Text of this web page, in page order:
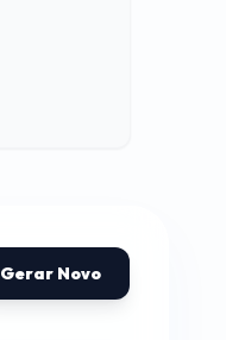
Gerar Novo